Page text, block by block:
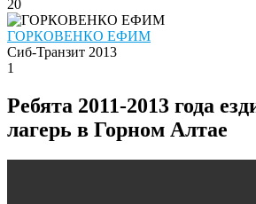
20
ГОРКОВЕНКО ЕФИМ
Сиб-Транзит 2013
1
Ребята 2011-2013 года
лагерь в Горном Алтае